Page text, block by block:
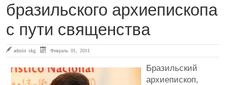
бразильского архиепископа
с пути священства
admin skg Февраль 01, 2011
Бразильский
архиепископ,